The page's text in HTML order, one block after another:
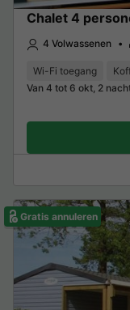
Chalet 4
4 Volwassenen
Wi-Fi toegang
Van 4 tot 6 okt, 2
Gratis annuleren